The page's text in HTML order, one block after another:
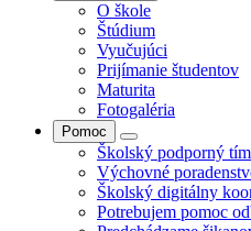
O škole
Štúdium
Vyučujúci
Prijímanie študentov
Maturita
Fotogaléria
Pomoc
Školský podporný tím
Výchovné
Školský digitálny
Potrebujem pomoc